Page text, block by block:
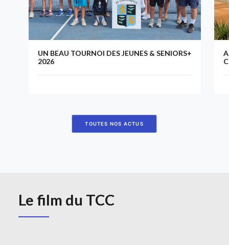
UN BEAU TOURNOI DES JEUNES & SENIORS+
2026
TOUTES NOS ACTUS
Le film du TCC